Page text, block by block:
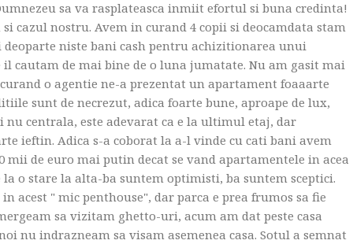
sa va rasplateasca inmiit efortul si buna credinta!
cazul nostru. Avem in curand 4 copii si deocamdata stam
deoparte niste bani cash pentru achizitionarea unui
il cautam de mai bine de o luna jumatate. Nu am gasit mai
o agentie ne-a prezentat un apartament foaaarte
sunt de necrezut, adica foarte bune, aproape de lux,
nu centrala, este adevarat ca e la ultimul etaj, dar
ieftin. Adica s-a coborat la a-l vinde cu cati bani avem
mii de euro mai putin decat se vand apartamentele in acea
la o stare la alta-ba suntem optimisti, ba suntem sceptici.
acest " mic penthouse", dar parca e prea frumos sa fie
sa vizitam ghetto-uri, acum am dat peste casa
nu indrazneam sa visam asemenea casa. Sotul a semnat